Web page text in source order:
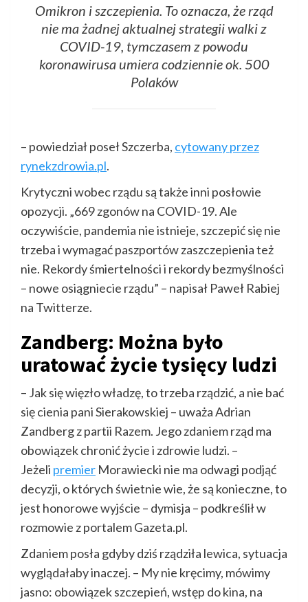
Omikron i szczepienia. To oznacza, że rząd
nie ma żadnej aktualnej strategii walki z
COVID-19, tymczasem z powodu
koronawirusa umiera codziennie ok. 500
Polaków
– powiedział poseł Szczerba, cytowany przez
rynekzdrowia.pl.
Krytyczni wobec rządu są także inni posłowie
opozycji. „669 zgonów na COVID-19. Ale
oczywiście, pandemia nie istnieje, szczepić się nie
trzeba i wymagać paszportów zaszczepienia też
nie. Rekordy śmiertelności i rekordy bezmyślności
– nowe osiągniecie rządu” – napisał Paweł Rabiej
na Twitterze.
Zandberg: Można było
uratować życie tysięcy ludzi
– Jak się więzło władzę, to trzeba rządzić, a nie bać
się cienia pani Sierakowskiej – uważa Adrian
Zandberg z partii Razem. Jego zdaniem rząd ma
obowiązek chronić życie i zdrowie ludzi. –
Jeżeli premier Morawiecki nie ma odwagi podjąć
decyzji, o których świetnie wie, że są konieczne, to
jest honorowe wyjście – dymisja – podkreślił w
rozmowie z portalem Gazeta.pl.
Zdaniem posła gdyby dziś rządziła lewica, sytuacja
wyglądałaby inaczej. – My nie kręcimy, mówimy
jasno: obowiązek szczepień, wstęp do kina, na